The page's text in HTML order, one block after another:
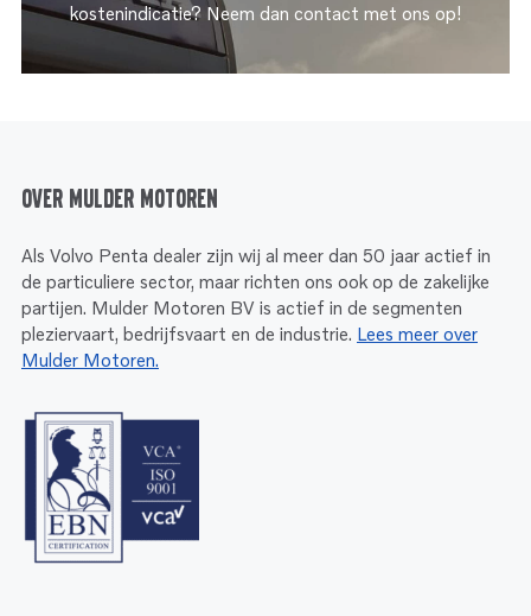
kostenindicatie? Neem dan contact met ons op!
Over Mulder Motoren
Als Volvo Penta dealer zijn wij al meer dan 50 jaar actief in
de particuliere sector, maar richten ons ook op de zakelijke
partijen. Mulder Motoren BV is actief in de segmenten
pleziervaart, bedrijfsvaart en de industrie. Lees meer over
Mulder Motoren.